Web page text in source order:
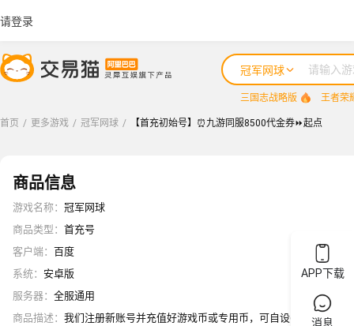
APP下载
消息
请登录
冠军网球
三国志战略版 王者荣
首页 / 更多游戏 / 冠军网球 / 【首充初始号】⏰九游同服8500代金券⏩起点
商品信息
游戏名称： 冠军网球
商品类型 ： 首充号
客户端： 百度
系统： 安卓版
服务器： 全服通用
商品描述 ： 我们注册新账号并充值好游戏币或专用币，可自设密保或游戏